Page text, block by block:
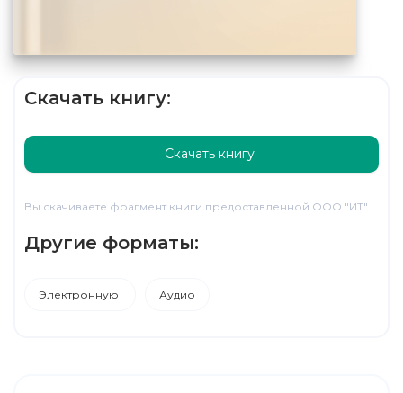
Скачать книгу:
Скачать книгу
Вы скачиваете фрагмент книги предоставленной ООО "ИТ"
Другие форматы:
Электронную Аудио